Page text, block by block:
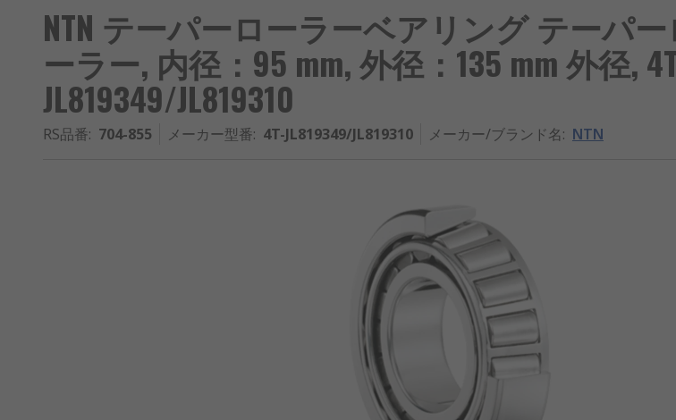
NTN テーパーローラーベアリング テーパー
ーラー, 内径：95 mm, 外径：135 mm 外径,
JL819349/JL819310
RS品番: 704-855 メーカー型番: 4T-JL819349/JL819310 メーカー/ブランド名: NTN